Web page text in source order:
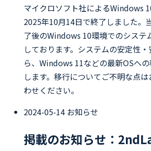
マイクロソフト社によるWindows
2025年10月14日で終了しました。
了後のWindows 10環境でのシステ
しております。システムの安定性
ら、Windows 11などの最新OSへ
します。移行についてご不明な点
わせください。
2024-05-14 お知らせ
掲載のお知らせ：